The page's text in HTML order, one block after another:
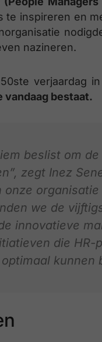
te inspireren en
nazineren.
verjaardag
vandaag bestaat.
beslist om
zegt Inez
we de
innovatieve
die HR-
kunnen